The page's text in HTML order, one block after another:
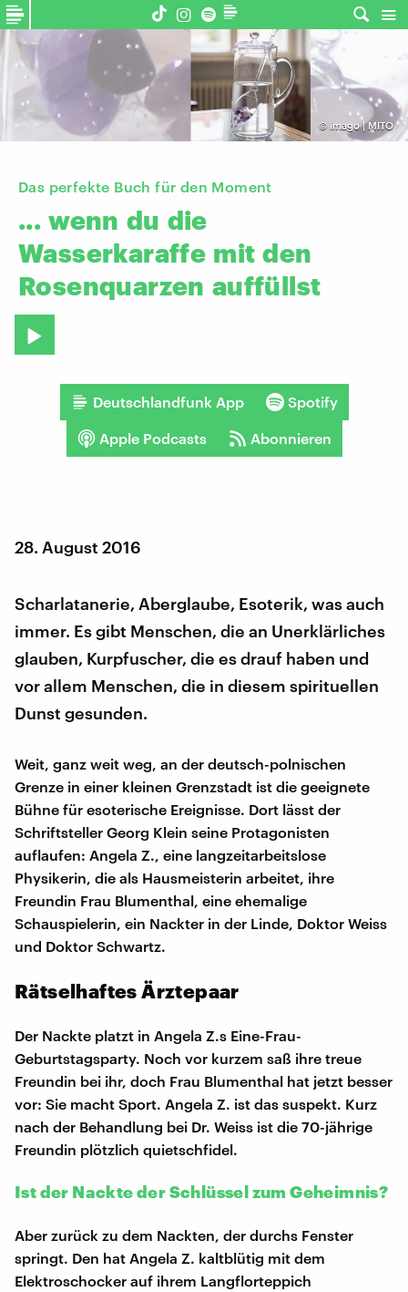
© imago | MITO
Das perfekte Buch für den Moment
... wenn du die
Wasserkaraffe mit den
Rosenquarzen auffüllst
Deutschlandfunk App Spotify
Apple Podcasts Abonnieren
28. August 2016
Scharlatanerie, Aberglaube, Esoterik, was auch
immer. Es gibt Menschen, die an Unerklärliches
glauben, Kurpfuscher, die es drauf haben und
vor allem Menschen, die in diesem spirituellen
Dunst gesunden.
Weit, ganz weit weg, an der deutsch-polnischen
Grenze in einer kleinen Grenzstadt ist die geeignete
Bühne für esoterische Ereignisse. Dort lässt der
Schriftsteller Georg Klein seine Protagonisten
auflaufen: Angela Z., eine langzeitarbeitslose
Physikerin, die als Hausmeisterin arbeitet, ihre
Freundin Frau Blumenthal, eine ehemalige
Schauspielerin, ein Nackter in der Linde, Doktor Weiss
und Doktor Schwartz.
Rätselhaftes Ärztepaar
Der Nackte platzt in Angela Z.s Eine-Frau-
Geburtstagsparty. Noch vor kurzem saß ihre treue
Freundin bei ihr, doch Frau Blumenthal hat jetzt besser
vor: Sie macht Sport. Angela Z. ist das suspekt. Kurz
nach der Behandlung bei Dr. Weiss ist die 70-jährige
Freundin plötzlich quietschfidel.
Ist der Nackte der Schlüssel zum Geheimnis?
Aber zurück zu dem Nackten, der durchs Fenster
springt. Den hat Angela Z. kaltblütig mit dem
Elektroschocker auf ihrem Langflorteppich